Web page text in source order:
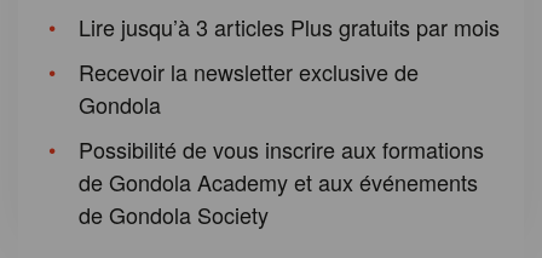
Lire jusqu’à 3 articles Plus gratuits par mois
Recevoir la newsletter exclusive de
Gondola
Possibilité de vous inscrire aux formations
de Gondola Academy et aux événements
de Gondola Society